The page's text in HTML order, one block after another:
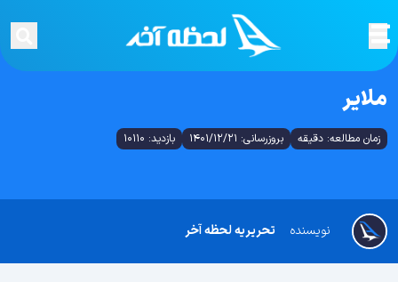
ملایر
زمان مطالعه: دقیقه بروزرسانی: 1401/12/21 بازدید: 10110
تحریریه لحظه آخر نویسنده